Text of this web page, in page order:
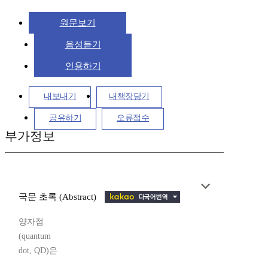
원문보기
음성듣기
인용하기
내보내기 내책장담기
공유하기 오류접수
부가정보
국문 초록 (Abstract)
양자점
(quantum
dot, QD)은